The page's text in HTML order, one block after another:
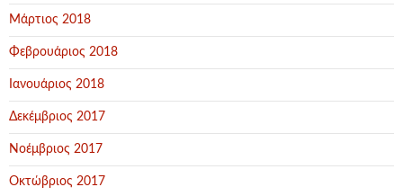
Μάρτιος 2018
Φεβρουάριος 2018
Ιανουάριος 2018
Δεκέμβριος 2017
Νοέμβριος 2017
Οκτώβριος 2017